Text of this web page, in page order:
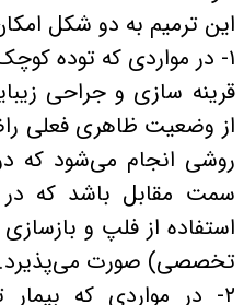
این ترمیم به دو شکل
۱- در مواردی که توده
قرینه سازی و جراحی
از وضعیت ظاهری فعلی
روشی انجام می‌‌شود که
سمت مقابل باشد که در
استفاده از فلپ و
تخصصی) صورت می‌پذیرد.
۲- در مواردی که